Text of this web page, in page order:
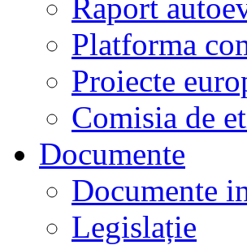
Raport
Platforma
Proiecte
Comisia de
Documente
Documente
Legislație